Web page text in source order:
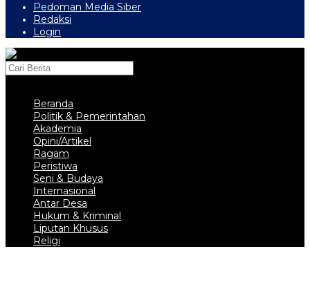
Pedoman Media Siber
Redaksi
Login
Beranda
Politik & Pemerintahan
Akademia
Opini/Artikel
Ragam
Peristiwa
Seni & Budaya
Internasional
Antar Desa
Hukum & Kriminal
Liputan Khusus
Religi